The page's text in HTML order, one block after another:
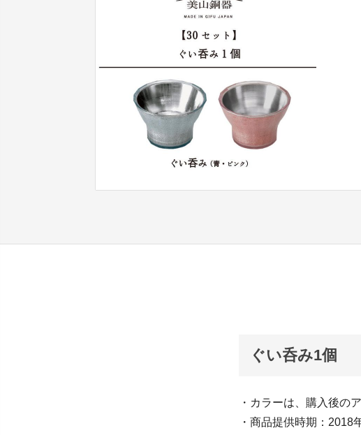
ぐい呑み1個
・カラーは、購入後の
・商品提供時期：2018